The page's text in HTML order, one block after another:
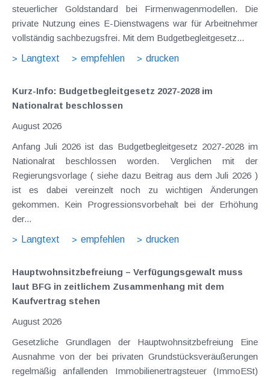
steuerlicher Goldstandard bei Firmenwagenmodellen. Die
private Nutzung eines E-Dienstwagens war für Arbeitnehmer
vollständig sachbezugsfrei. Mit dem Budgetbegleitgesetz...
Langtext
empfehlen drucken
Kurz-Info: Budgetbegleitgesetz 2027-2028 im
Nationalrat beschlossen
August 2026
Anfang Juli 2026 ist das Budgetbegleitgesetz 2027-2028 im
Nationalrat beschlossen worden. Verglichen mit der
Regierungsvorlage ( siehe dazu Beitrag aus dem Juli 2026 )
ist es dabei vereinzelt noch zu wichtigen Änderungen
gekommen. Kein Progressionsvorbehalt bei der Erhöhung
der...
Langtext
empfehlen drucken
Hauptwohnsitz​­befreiung – Verfügungsgewalt muss
laut BFG in zeitlichem Zusammenhang mit dem
Kaufvertrag stehen
August 2026
Gesetzliche Grundlagen der Hauptwohnsitzbefreiung Eine
Ausnahme von der bei privaten Grundstücksveräußerungen
regelmäßig anfallenden Immobilienertragsteuer (ImmoESt)